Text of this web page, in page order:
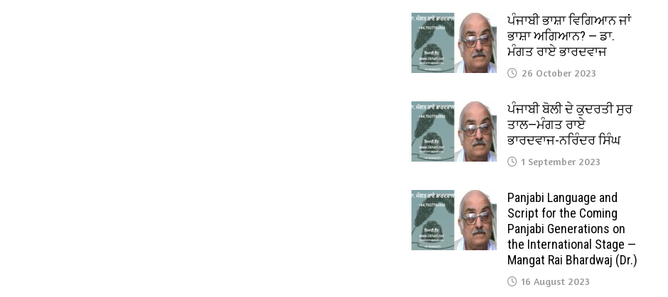
ਪੰਜਾਬੀ ਭਾਸ਼ਾ ਵਿਗਿਆਨ ਜਾਂ
ਭਾਸ਼ਾ ਅਗਿਆਨ? — ਡਾ.
ਮੰਗਤ ਰਾਏ ਭਾਰਦਵਾਜ
26 October 2023
ਪੰਜਾਬੀ ਬੋਲੀ ਦੇ ਕੁਦਰਤੀ ਸੁਰ
ਤਾਲ—ਮੰਗਤ ਰਾਏ
ਭਾਰਦਵਾਜ-ਨਰਿੰਦਰ ਸਿੰਘ
1 September 2023
Panjabi Language and
Script for the Coming
Panjabi Generations on
the International Stage —
Mangat Rai Bhardwaj (Dr.)
16 August 2023